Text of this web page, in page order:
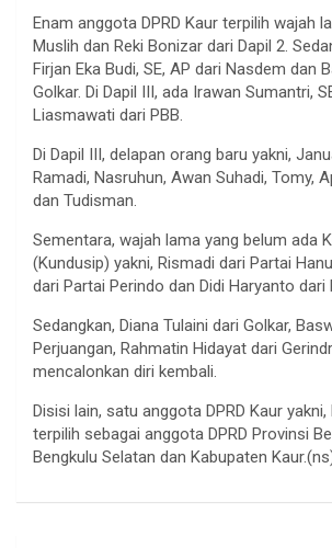
Enam anggota DPRD Kaur terpilih wajah
Muslih dan Reki Bonizar dari Dapil 2.
Firjan Eka Budi, SE, AP dari Nasdem dan
Golkar. Di Dapil III, ada Irawan Sumantri,
Liasmawati dari PBB.
Di Dapil III, delapan orang baru yakni,
Ramadi, Nasruhun, Awan Suhadi, Tomy,
dan Tudisman.
Sementara, wajah lama yang belum ada
(Kundusip) yakni, Rismadi dari Partai
dari Partai Perindo dan Didi Haryanto dari
Sedangkan, Diana Tulaini dari Golkar,
Perjuangan, Rahmatin Hidayat dari
mencalonkan diri kembali.
Disisi lain, satu anggota DPRD Kaur yakni,
terpilih sebagai anggota DPRD Provinsi
Bengkulu Selatan dan Kabupaten